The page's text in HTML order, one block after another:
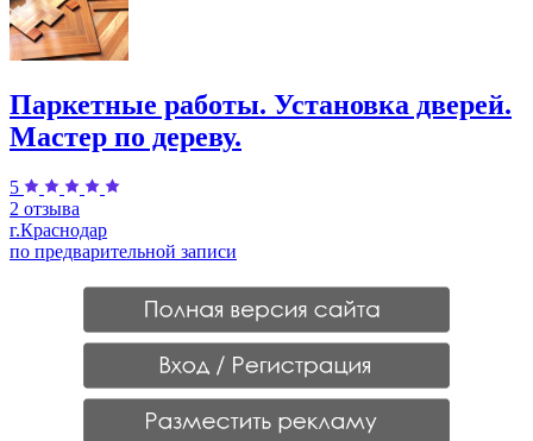
Паркетные работы. Установка дверей.
Мастер по дереву.
5
2 отзыва
г.Краснодар
по предварительной записи